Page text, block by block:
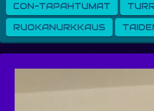
CON-TAPAHTUMAT
RUOKANURKKAUS